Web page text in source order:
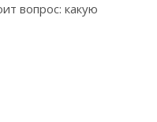
вопрос: какую